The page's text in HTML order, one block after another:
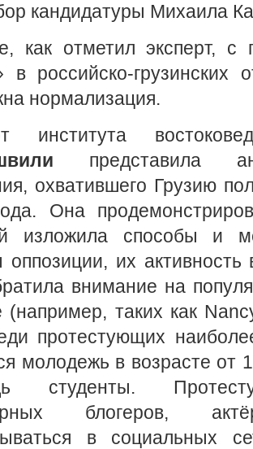
кандидатуры Михаила
как отметил эксперт, с
в российско-грузинских
нормализация.
института
представила
охватившего Грузию
Она
изложила способы и
оппозиции, их
внимание на
(например, таких как
протестующих
молодежь в возрасте от
студенты.
блогеров,
в социальных